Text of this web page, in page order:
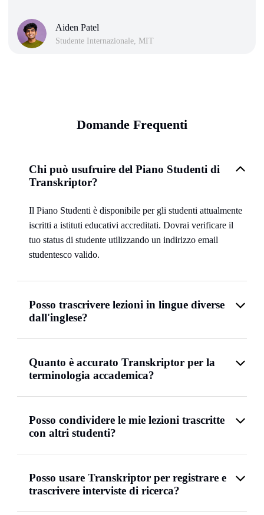
Aiden Patel
Studente Internazionale, MIT
Domande Frequenti
Chi può usufruire del Piano Studenti di
Transkriptor?
Il Piano Studenti è disponibile per gli studenti attualmente
iscritti a istituti educativi accreditati. Dovrai verificare il
tuo status di studente utilizzando un indirizzo email
studentesco valido.
Posso trascrivere lezioni in lingue diverse
dall'inglese?
Quanto è accurato Transkriptor per la
terminologia accademica?
Posso condividere le mie lezioni trascritte
con altri studenti?
Posso usare Transkriptor per registrare e
trascrivere interviste di ricerca?